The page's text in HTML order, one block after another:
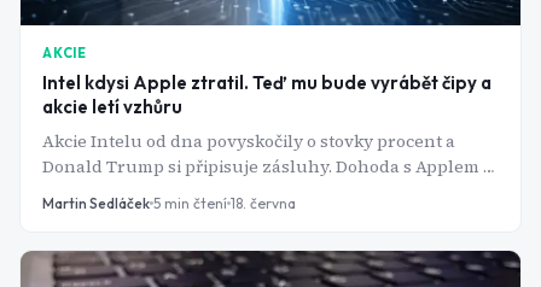
AKCIE
Intel kdysi Apple ztratil. Teď mu bude vyrábět čipy a
akcie letí vzhůru
Akcie Intelu od dna povyskočily o stovky procent a
Donald Trump si připisuje zásluhy. Dohoda s Applem je
poslední dílek skládačky, na které americká vláda
Martin Sedláček 5 min čtení 18. června